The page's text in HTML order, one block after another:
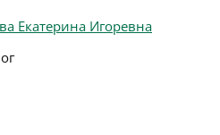
Екатерина Игоревна